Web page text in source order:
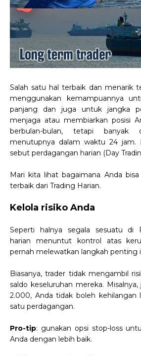
Salah satu hal terbaik dan menarik
menggunakan kemampuannya
panjang dan juga untuk jangka
menjaga atau membiarkan posisi
berbulan-bulan, tetapi banyak
menutupnya dalam waktu 24 jam.
sebut perdagangan harian (Day
Mari kita lihat bagaimana Anda
terbaik dari Trading Harian.
Kelola risiko Anda
Seperti halnya segala sesuatu di
harian menuntut kontrol atas
pernah melewatkan langkah penting
Biasanya, trader tidak mengambil
saldo keseluruhan mereka.
2.000, Anda tidak boleh kehilangan
satu perdagangan.
Pro-tip: gunakan opsi stop-loss
Anda dengan lebih baik.